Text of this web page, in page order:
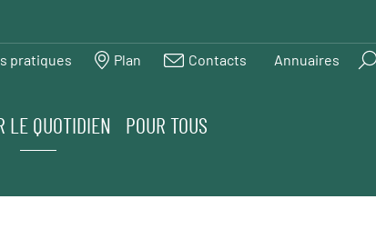
pratiques Plan Contacts Annuaires
LE QUOTIDIEN POUR TOUS